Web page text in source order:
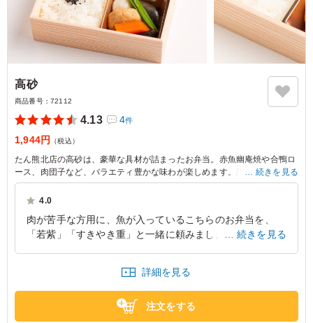
高砂
商品番号： 72112
4.13 4件
1,944円 （税込）
たん熊北店の高砂は、豪華な具材が詰まったお弁当。赤魚幽庵焼や合鴨ロ
ース、肉団子など、バラエティ豊かな味わが楽しめます。絹さやや小松菜
煮浸しといった彩りも鮮やかで、目でも楽しめる一品です。
続きを見る
4.0
肉が苦手な方用に、魚が入っているこちらのお弁当を、
「若紫」「すきやき重」と一緒に頼みました。今回のイベ
こそこあったのではと思いますが、注文最低個数が5個か
らではなく、も少し少ない数であれば鶏重など同価格の他
のお弁当も頼めて良かったと思いました。
続きを見る
詳細を見る
注文をする